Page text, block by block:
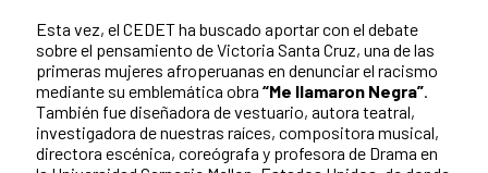
Esta vez, el CEDET ha buscado aportar con el debate
sobre el pensamiento de Victoria Santa Cruz, una de las
primeras mujeres afroperuanas en denunciar el racismo
mediante su emblemática obra “Me llamaron Negra”.
También fue diseñadora de vestuario, autora teatral,
investigadora de nuestras raíces, compositora musical,
directora escénica, coreógrafa y profesora de Drama en